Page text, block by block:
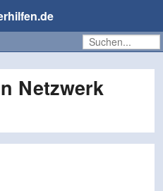
Netzwerk